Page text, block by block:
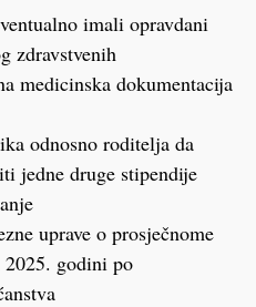
imali opravdani
zdravstvenih
medicinska dokumentacija
odnosno roditelja da
jedne druge stipendije
uprave o prosječnome
godini po